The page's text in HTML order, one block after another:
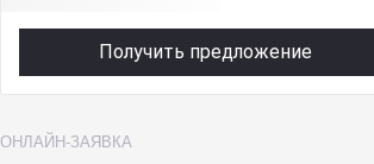
Получить предложение
ОНЛАЙН-ЗАЯВКА